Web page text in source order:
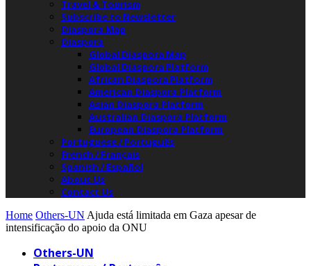
Travel & Tourism
Subscribe to Newsletter
Diaspora Map
Diaspora
Global Diaspora Map
Global Diaspora Platform
African Diaspora Platform
American Diaspora Platform
Asian Diaspora Platform
Australian Diaspora Platform
European Diaspora Platform
Portuguese / Português
French / Français
Spanish / Español
About Us
Contact Us
Home Others-UN Ajuda está limitada em Gaza apesar de
intensificação do apoio da ONU
Others-UN